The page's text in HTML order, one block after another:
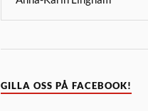
GILLA OSS PÅ FACEBOOK!